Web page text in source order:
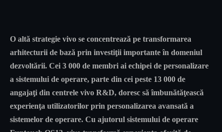
O altă strategie vivo se concentrează pe transformarea
arhitecturii de bază prin investiţii importante în domeniul
dezvoltării. Cei 3 000 de membri ai echipei de personalizare
a sistemului de operare, parte din cei peste 13 000 de
angajaţi din centrele vivo R&D, doresc să îmbunătăţească
experienţa utilizatorilor prin personalizarea avansată a
sistemelor de operare. Cu ajutorul sistemului de operare